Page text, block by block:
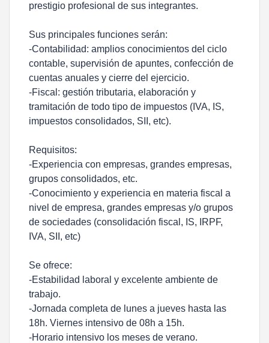
prestigio profesional de sus integrantes.
Sus principales funciones serán:
-Contabilidad: amplios conocimientos del ciclo
contable, supervisión de apuntes, confección de
cuentas anuales y cierre del ejercicio.
-Fiscal: gestión tributaria, elaboración y
tramitación de todo tipo de impuestos (IVA, IS,
impuestos consolidados, SII, etc).
Requisitos:
-Experiencia con empresas, grandes empresas,
grupos consolidados, etc.
-Conocimiento y experiencia en materia fiscal a
nivel de empresa, grandes empresas y/o grupos
de sociedades (consolidación fiscal, IS, IRPF,
IVA, SII, etc)
Se ofrece:
-Estabilidad laboral y excelente ambiente de
trabajo.
-Jornada completa de lunes a jueves hasta las
18h. Viernes intensivo de 08h a 15h.
-Horario intensivo los meses de verano.